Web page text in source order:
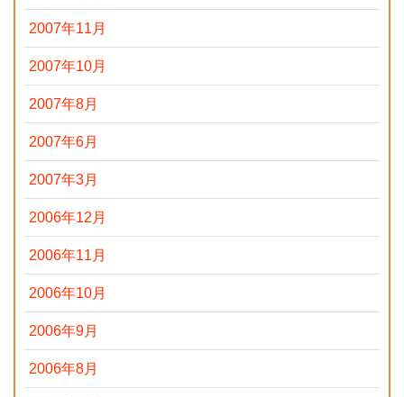
2007年11月
2007年10月
2007年8月
2007年6月
2007年3月
2006年12月
2006年11月
2006年10月
2006年9月
2006年8月